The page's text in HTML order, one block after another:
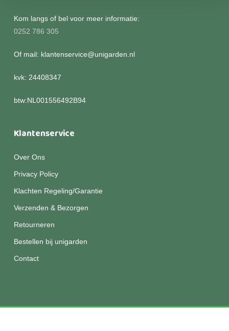
Kom langs of bel voor meer informatie:
0252 786 305
Of mail: klantenservice@unigarden.nl
kvk: 24408347
btw:NL001556492B94
Klantenservice
Over Ons
Privacy Policy
Klachten Regeling/Garantie
Verzenden & Bezorgen
Retourneren
Bestellen bij unigarden
Contact